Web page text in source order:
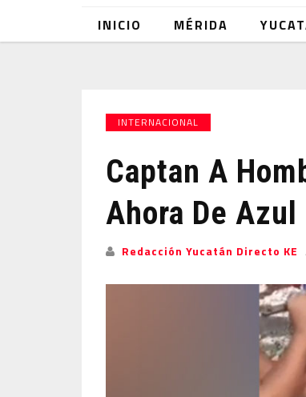
INICIO MÉRIDA
INTERNACIONAL
Captan A
Ahora De Azul
Redacción Yucatán Directo KE